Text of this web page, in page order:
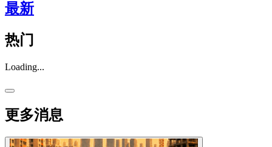
最新
热门
Loading...
更多消息